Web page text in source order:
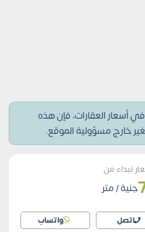
أسعار العقارات، فإن هذه
خارج مسؤولية الموقع.
تبداء من
جنية/ متر
اتصل واتساب